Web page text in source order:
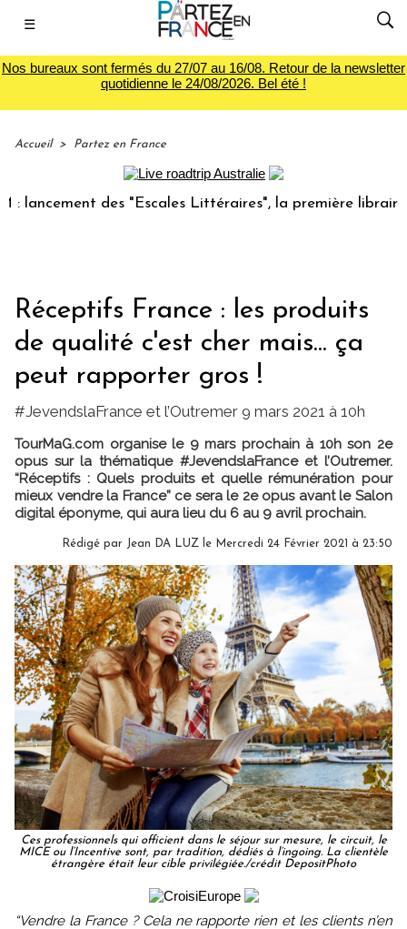
☰
Nos bureaux sont fermés du 27/07 au 16/08. Retour de la newsletter
quotidienne le 24/08/2026. Bel été !
Accueil > Partez en France
des "Escales Littéraires", la première librairie du
Réceptifs France : les produits
de qualité c'est cher mais... ça
peut rapporter gros !
#JevendslaFrance et l’Outremer 9 mars 2021 à 10h
TourMaG.com organise le 9 mars prochain à 10h son 2e
opus sur la thématique #JevendslaFrance et l’Outremer.
“Réceptifs : Quels produits et quelle rémunération pour
mieux vendre la France” ce sera le 2e opus avant le Salon
digital éponyme, qui aura lieu du 6 au 9 avril prochain.
Rédigé par Jean DA LUZ le Mercredi 24 Février 2021 à 23:50
Ces professionnels qui officient dans le séjour sur mesure, le circuit, le
MICE ou l’Incentive sont, par tradition, dédiés à l’ingoing. La clientèle
étrangère était leur cible privilégiée./crédit DepositPhoto
“Vendre la France ? Cela ne rapporte rien et les clients n’en